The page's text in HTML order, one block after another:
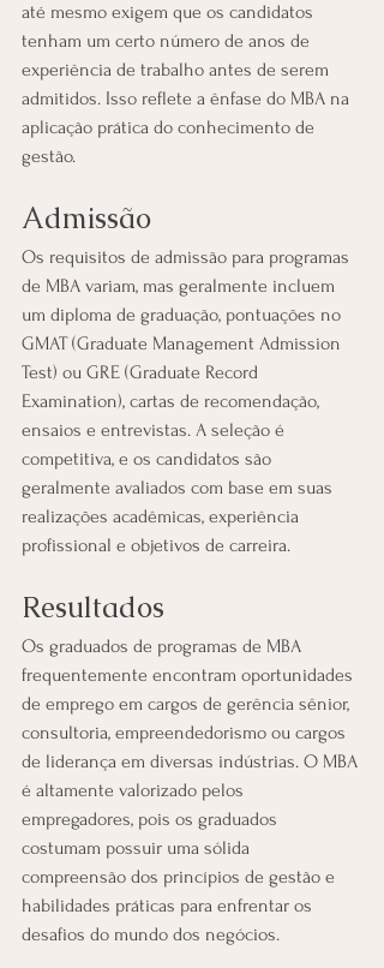
até mesmo exigem que os candidatos
tenham um certo número de anos de
experiência de trabalho antes de serem
admitidos. Isso reflete a ênfase do MBA na
aplicação prática do conhecimento de
gestão.
Admissão
Os requisitos de admissão para programas
de MBA variam, mas geralmente incluem
um diploma de graduação, pontuações no
GMAT (Graduate Management Admission
Test) ou GRE (Graduate Record
Examination), cartas de recomendação,
ensaios e entrevistas. A seleção é
competitiva, e os candidatos são
geralmente avaliados com base em suas
realizações acadêmicas, experiência
profissional e objetivos de carreira.
Resultados
Os graduados de programas de MBA
frequentemente encontram oportunidades
de emprego em cargos de gerência sênior,
consultoria, empreendedorismo ou cargos
de liderança em diversas indústrias. O MBA
é altamente valorizado pelos
empregadores, pois os graduados
costumam possuir uma sólida
compreensão dos princípios de gestão e
habilidades práticas para enfrentar os
desafios do mundo dos negócios.